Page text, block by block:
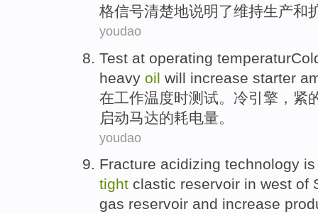
格信号清楚地说明了维持生产和
youdao
Test at operating
heavy oil will increase starter
在工作温度时测试。冷引擎 ， 紧
启动马达的耗电量 。
youdao
Fracture acidizing technology is
tight clastic reservoir in west of
gas reservoir and increase